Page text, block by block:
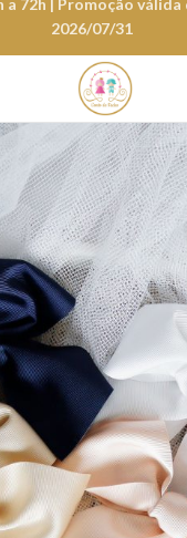
a 72h | Promoção válida
2026/07/31